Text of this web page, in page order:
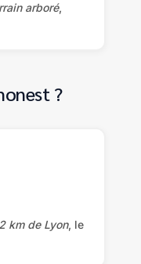
arboré,
?
km de Lyon, le